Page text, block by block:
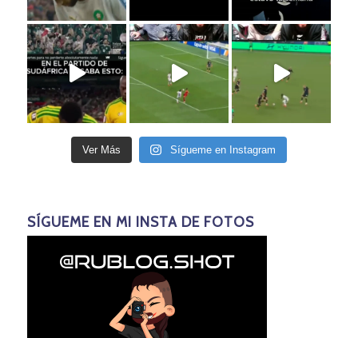
Ver Más Sígueme en Instagram
SÍGUEME EN MI INSTA DE FOTOS